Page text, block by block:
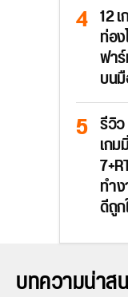
12
ท่อ
ฟา
บน
รีวิ
เก
ทำ
ดีถู
บทความน่าส